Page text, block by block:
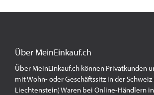
Über MeinEinkauf.ch
Über MeinEinkauf.ch können Privatkunden
mit Wohn- oder Geschäftssitz in der Schweiz
Liechtenstein) Waren bei Online-Händlern